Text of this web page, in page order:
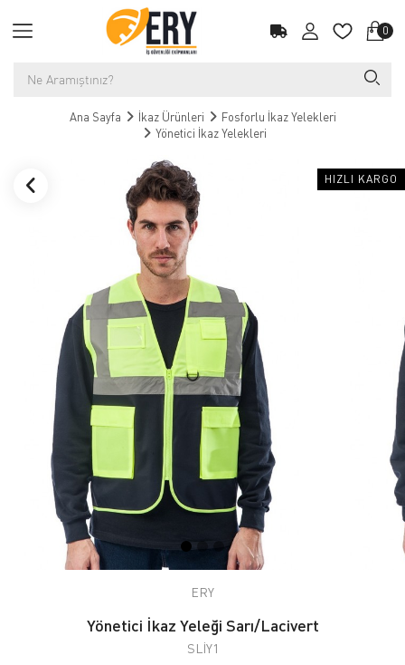
0
Ana Sayfa İkaz Ürünleri
Fosforlu İkaz Yelekleri
Yönetici İkaz Yelekleri
HIZLI KARGO
ERY
Yönetici İkaz Yeleği Sarı/Lacivert
SLİY1